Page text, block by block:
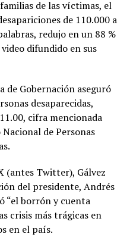
de las víctimas, el
de 110.000 a
redujo en un 88 %
difundido en sus
de Gobernación aseguró
desaparecidas,
cifra mencionada
de Personas
(antes Twitter), Gálvez
del presidente, Andrés
“el borrón y cuenta
crisis más trágicas en
en el país.